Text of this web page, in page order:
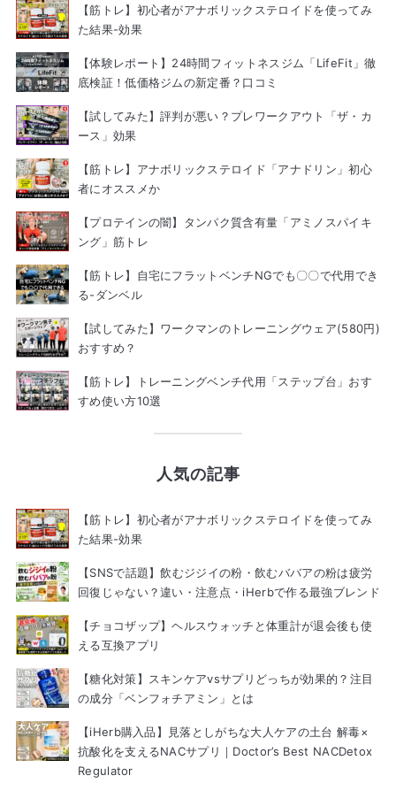
【筋トレ】初心者がアナボリックステロイドを使ってみ
た結果-効果
【体験レポート】24時間フィットネスジム「LifeFit」徹
底検証！低価格ジムの新定番？口コミ
【試してみた】評判が悪い？プレワークアウト「ザ・カ
ース」効果
【筋トレ】アナボリックステロイド「アナドリン」初心
者にオススメか
【プロテインの闇】タンパク質含有量「アミノスパイキ
ング」筋トレ
【筋トレ】自宅にフラットベンチNGでも〇〇で代用でき
る-ダンベル
【試してみた】ワークマンのトレーニングウェア(580円)
おすすめ？
【筋トレ】トレーニングベンチ代用「ステップ台」おす
すめ使い方10選
人気の記事
【筋トレ】初心者がアナボリックステロイドを使ってみ
た結果-効果
【SNSで話題】飲むジジイの粉・飲むババアの粉は疲労
回復じゃない？違い・注意点・iHerbで作る最強ブレンド
【チョコザップ】ヘルスウォッチと体重計が退会後も使
える互換アプリ
【糖化対策】スキンケアvsサプリどっちが効果的？注目
の成分「ベンフォチアミン」とは
【iHerb購入品】見落としがちな大人ケアの土台 解毒×
抗酸化を支えるNACサプリ｜Doctor’s Best NACDetox
Regulator